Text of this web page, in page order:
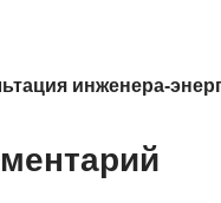
инженера-